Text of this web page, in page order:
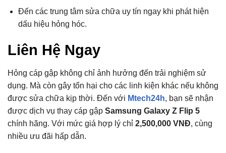
Đến các trung tâm sửa chữa uy tín ngay khi phát hiện
dấu hiệu hỏng hóc.
Liên Hệ Ngay
Hỏng cáp gập không chỉ ảnh hưởng đến trải nghiệm sử
dụng. Mà còn gây tổn hại cho các linh kiện khác nếu không
được sửa chữa kịp thời. Đến với Mtech24h, bạn sẽ nhận
được dịch vụ thay cáp gập Samsung Galaxy Z Flip 5
chính hãng. Với mức giá hợp lý chỉ 2,500,000 VNĐ, cùng
nhiều ưu đãi hấp dẫn.